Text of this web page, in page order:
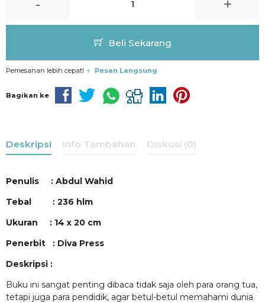
- +
Beli Sekarang
Pemesanan lebih cepat! Pesan Langsung
Bagikan ke
Deskripsi Info Tambahan Diskusi (0)
Penulis : Abdul Wahid
Tebal : 236 hlm
Ukuran : 14 x 20 cm
Penerbit : Diva Press
Deskripsi :
Buku ini sangat penting dibaca tidak saja oleh para orang tua,
tetapi juga para pendidik, agar betul-betul memahami dunia